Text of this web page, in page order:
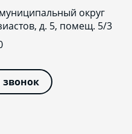
округ
д. 5, помещ. 5/3